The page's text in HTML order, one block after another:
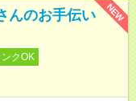
NEW
んのお手伝い
ンクOK